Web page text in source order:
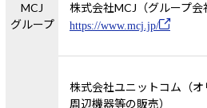
MCJ
グループ
株式会社MCJ（グループ会
https://www.mcj.jp/
株式会社ユニットコム（オ
周辺機器等の販売）